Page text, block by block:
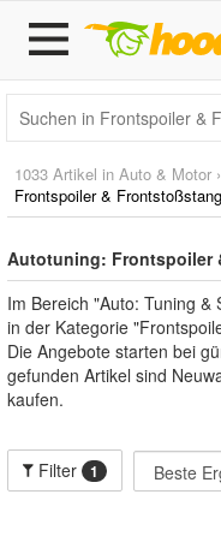
1033 Artikel in Auto & Motor ›
Frontspoiler &
Autotuning: Frontspoiler
Im Bereich "Auto: Tuning
in der Kategorie
Die Angebote starten bei
gefunden Artikel sind
kaufen.
Filter 1